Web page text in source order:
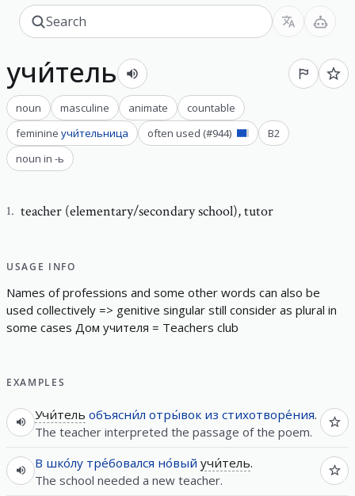
учи́тель
noun masculine animate
countable
feminine учи́тельница often used (#944)
B2
noun in -ь
1. teacher (elementary/secondary school),tutor
USAGE INFO
Names of professions and some other words can also be
used collectively => genitive singular still consider as plural in
some cases Дом учителя = Teachers club
EXAMPLES
Учи́тель объясни́л отры́вок из стихотворе́ния.
The teacher interpreted the passage of the poem.
В шко́лу тре́бовался но́вый учи́тель.
The school needed a new teacher.